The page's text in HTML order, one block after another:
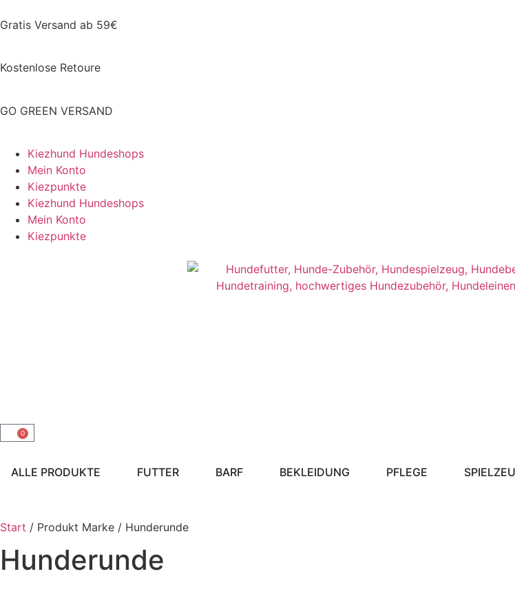
Gratis Versand ab 59€
Kostenlose Retoure
GO GREEN VERSAND
Kiezhund Hundeshops
Mein Konto
Kiezpunkte
Kiezhund Hundeshops
Mein Konto
Kiezpunkte
0
ALLE PRODUKTE FUTTER BARF BEKLEIDUNG PFLEGE
Start / Produkt Marke / Hunderunde
Hunderunde